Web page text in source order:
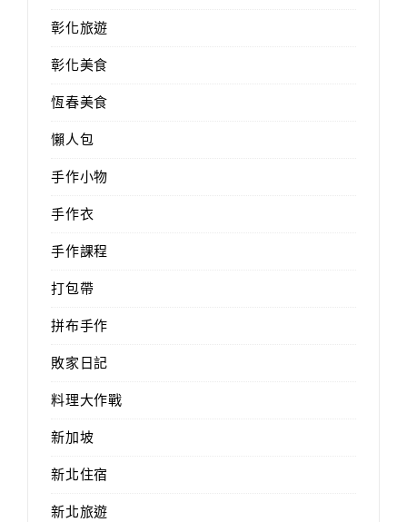
彰化旅遊
彰化美食
恆春美食
懶人包
手作小物
手作衣
手作課程
打包帶
拼布手作
敗家日記
料理大作戰
新加坡
新北住宿
新北旅遊